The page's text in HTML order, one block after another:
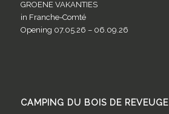
GROENE VAKANTIES
in Franche-Comté
Opening 07.05.26 – 06.09.26
CAMPING DU BOIS DE REVEUGE